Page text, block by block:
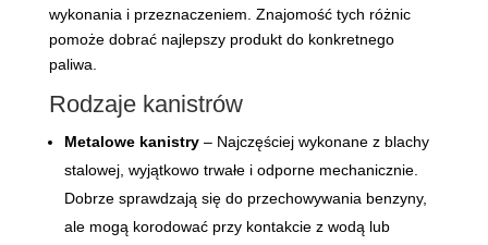
wykonania i przeznaczeniem. Znajomość tych różnic
pomoże dobrać najlepszy produkt do konkretnego
paliwa.
Rodzaje kanistrów
Metalowe kanistry– Najczęściej wykonane z blachy
stalowej, wyjątkowo trwałe i odporne mechanicznie.
Dobrze sprawdzają się do przechowywania benzyny,
ale mogą korodować przy kontakcie z wodą lub